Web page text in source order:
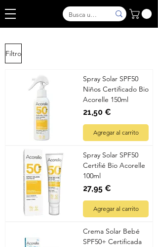
Filtro
Spray Solar SPF50
Niños Certificado Bio
Acorelle 150ml
Precio
21,50 €
Agregar al carrito
Spray Solar SPF50
Certifié Bio Acorelle
100ml
Precio
27,95 €
Agregar al carrito
Crema Solar Bebé
SPF50+ Certificada